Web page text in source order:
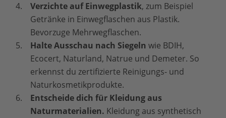
Verzichte auf Einwegplastik, zum Beispiel
Getränke in Einwegflaschen aus Plastik.
Bevorzuge Mehrwegflaschen.
Halte Ausschau nach Siegeln wie BDIH,
Ecocert, Naturland, Natrue und Demeter. So
erkennst du zertifizierte Reinigungs- und
Naturkosmetikprodukte.
Entscheide dich für Kleidung aus
Naturmaterialien. Kleidung aus synthetisch